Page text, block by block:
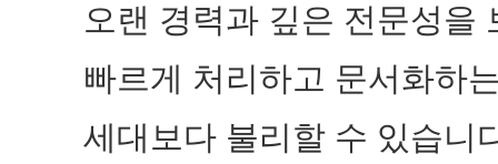
오랜 경력과 깊은 전문성을
빠르게 처리하고 문서화하
세대보다 불리할 수 있습니